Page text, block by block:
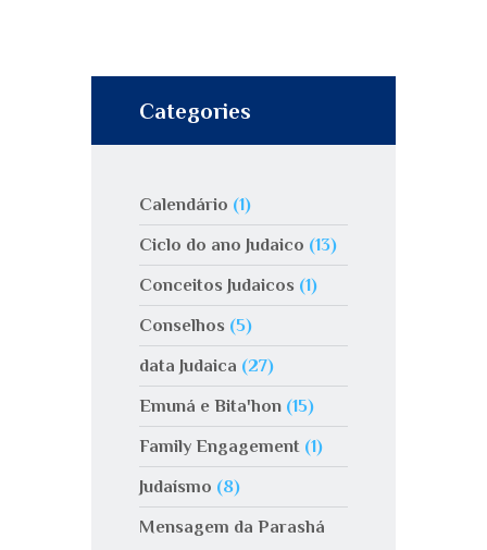
Categories
Calendário (1)
Ciclo do ano Judaico (13)
Conceitos Judaicos (1)
Conselhos (5)
data Judaica (27)
Emuná e Bita'hon (15)
Family Engagement (1)
Judaísmo (8)
Mensagem da Parashá